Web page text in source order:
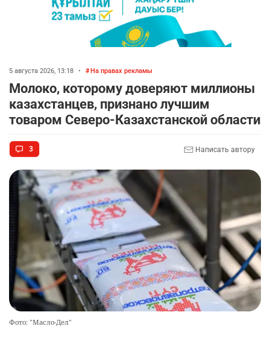
5 августа 2026, 13:18 • На правах рекламы
Молоко, которому доверяют миллионы
казахстанцев, признано лучшим
товаром Северо-Казахстанской области
3 Написать автору
Фото: "Масло-Дел"